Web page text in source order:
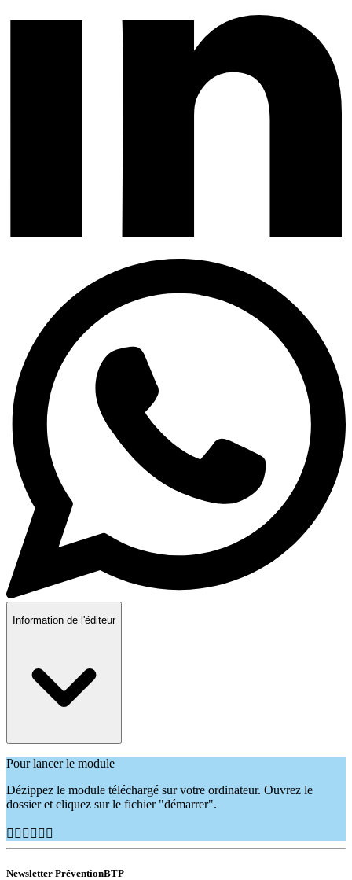
Information de l'éditeur
Pour lancer le module
Dézippez le module téléchargé sur votre ordinateur. Ouvrez le
dossier et cliquez sur le fichier "démarrer".
👷🏽‍♂️👷🏿‍♀️
Newsletter PréventionBTP